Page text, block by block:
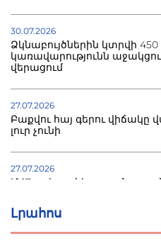
Լրահոս
30.07.2026
Ձկնաբույծներին կտրվի 450
կառավարությունն
վերացում
27.07.2026
Բաքվու հայ գերու
լուր չունի
27.07.2026
Մ-17 աշխարհի
22.07.2026